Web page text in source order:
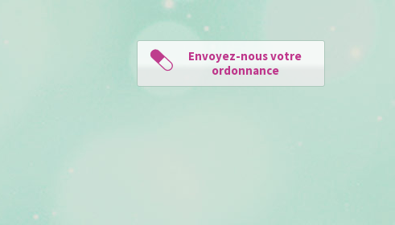
Envoyez-nous votre
ordonnance